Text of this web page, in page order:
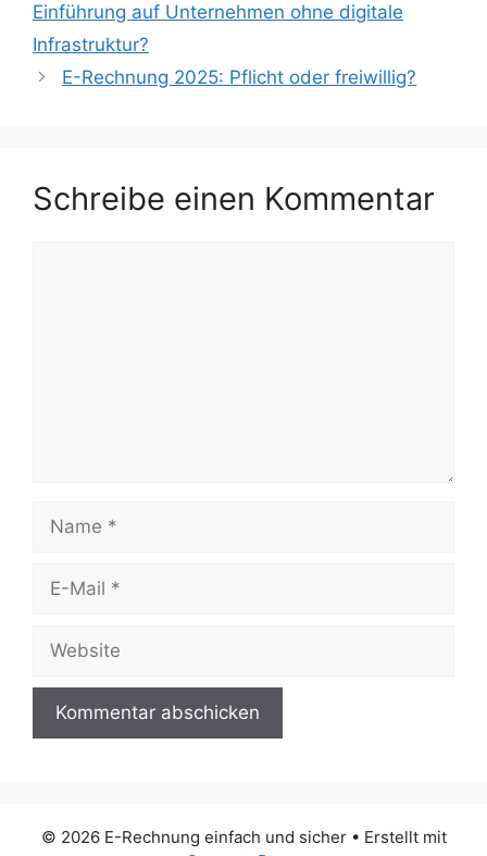
Einführung auf Unternehmen ohne digitale
Infrastruktur?
E-Rechnung 2025: Pflicht oder freiwillig?
Schreibe einen Kommentar
Name
Website
© 2026 E-Rechnung einfach und sicher• Erstellt mit